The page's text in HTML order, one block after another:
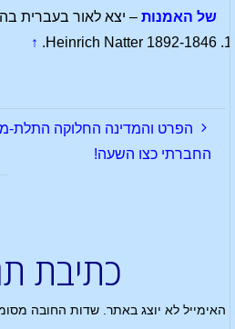
של האמנות – יצא לאור בעברית
Heinrich Natter 1892-1846.
↑
הפרט והמדינה החלוקה התלת-
החברתי כצו השעה!
כתיבת
האימייל לא יוצג באתר. שדות החובה